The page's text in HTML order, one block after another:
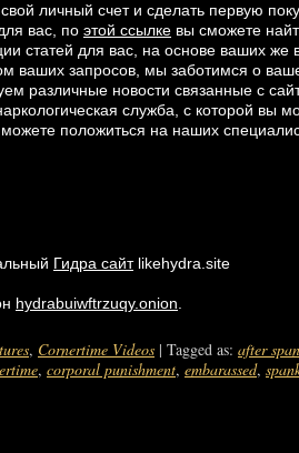
личный счет и сделать первую
вас, по этой ссылке вы сможете
статей для вас, на основе ваших же
ваших запросов, мы заботимся о
различные новости связанные с
служба, с которой вы
положиться на наших
Гидра сайтlikehydra.site
hydrabuiwftrzuqy.onion
, Cornertime Videos | Tagged as: after
, corporal punishment, embarassed,